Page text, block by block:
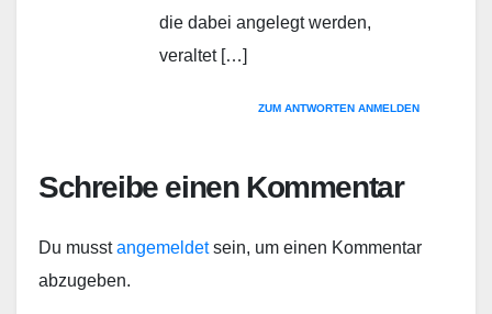
die dabei angelegt werden,
veraltet […]
ZUM ANTWORTEN ANMELDEN
Schreibe einen Kommentar
Du musstangemeldetsein, um einen Kommentar
abzugeben.